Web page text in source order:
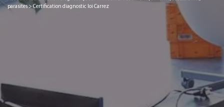
parasites> Certification diagnostic loi Carrez